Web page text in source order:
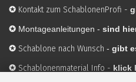
✪ Kontakt zum SchablonenProfi -
✪ Montageanleitungen - sind
✪ Schablone nach Wunsch - gibt
✪ Schablonenmaterial Info - klick